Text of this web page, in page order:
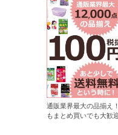
通販業界最大の品揃え
もまとめ買いでも大歓